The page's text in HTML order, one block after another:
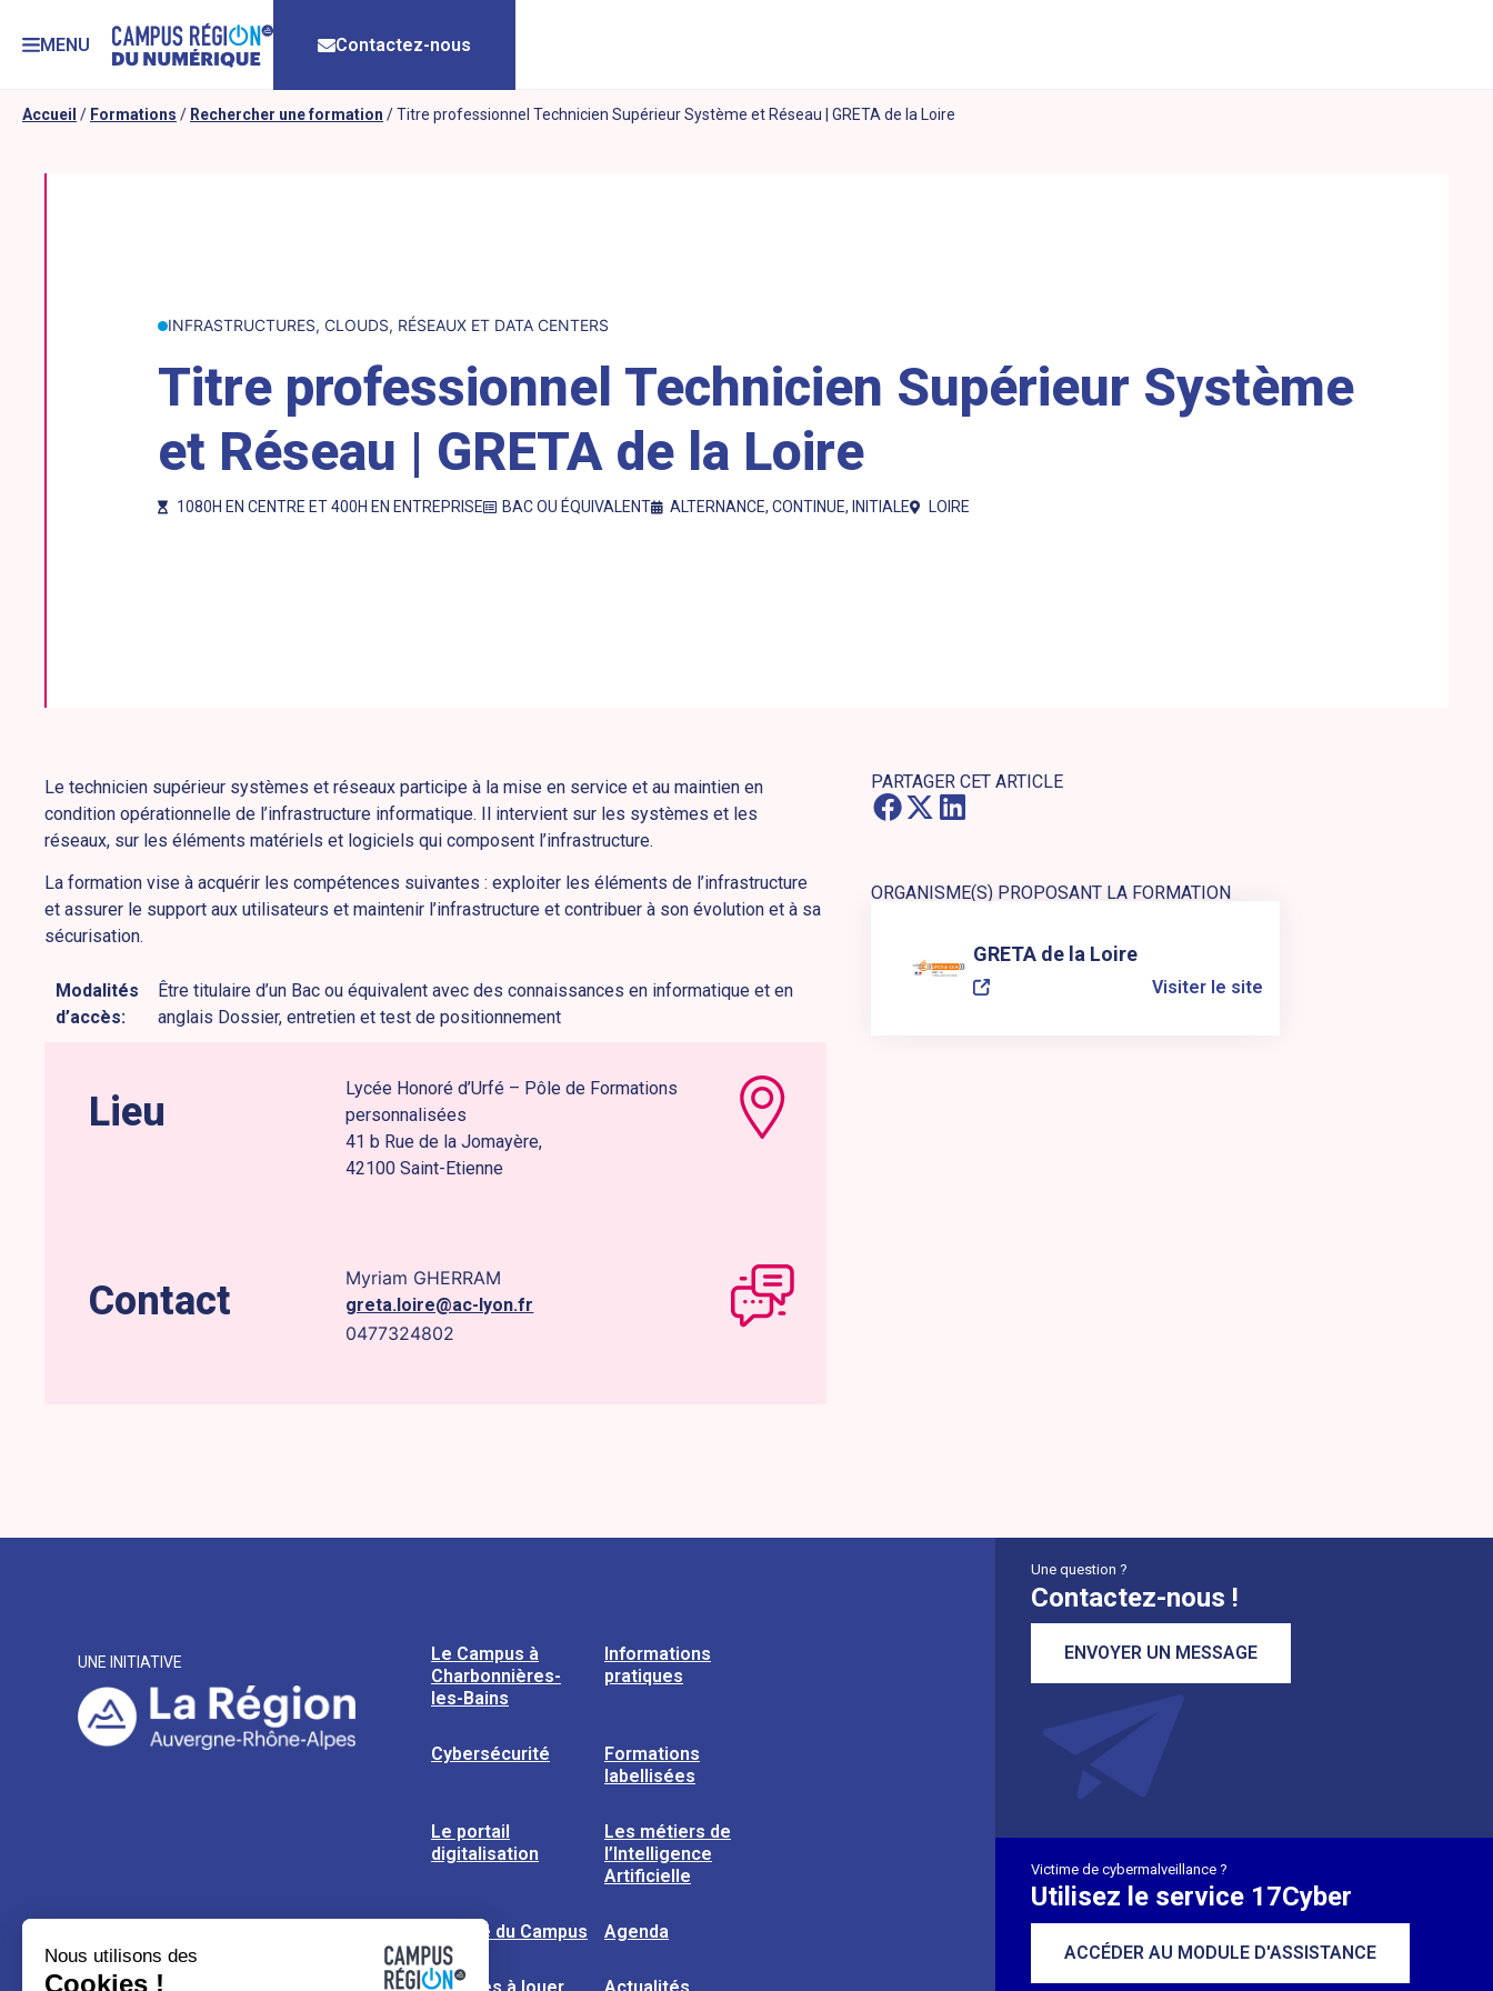
MENU Contactez-nous
Accueil / Formations / Rechercher une formation /Titre professionnel Technicien Supérieur Système et Réseau | GRETA de la Loire
INFRASTRUCTURES, CLOUDS, RÉSEAUX ET DATA CENTERS
Titre professionnel Technicien Supérieur Système
et Réseau | GRETA de la Loire
1080H EN CENTRE ET 400H EN ENTREPRISE BAC OU ÉQUIVALENT ALTERNANCE, CONTINUE, INITIALE LOIRE
Le technicien supérieur systèmes et réseaux participe à la mise en service et au maintien en
condition opérationnelle de l’infrastructure informatique. Il intervient sur les systèmes et les
réseaux, sur les éléments matériels et logiciels qui composent l’infrastructure.
La formation vise à acquérir les compétences suivantes : exploiter les éléments de l’infrastructure
et assurer le support aux utilisateurs et maintenir l’infrastructure et contribuer à son évolution et à sa
sécurisation.
Modalités
d’accès:
Être titulaire d’un Bac ou équivalent avec des connaissances en informatique et en
anglais Dossier, entretien et test de positionnement
Lieu
Lycée Honoré d’Urfé – Pôle de Formations
personnalisées
41 b Rue de la Jomayère,
42100 Saint-Etienne
Contact Myriam GHERRAM
greta.loire@ac-lyon.fr
0477324802
PARTAGER CET ARTICLE
ORGANISME(S) PROPOSANT LA FORMATION
GRETA de la Loire
Visiter le site
UNE INITIATIVE
Le Campus à
Charbonnières-
les-Bains
Informations
pratiques
Cybersécurité
Formations
labellisées
Le portail
digitalisation
Les métiers de
l’Intelligence
Artificielle
L’usine du Campus Agenda
Une question ?
Contactez-nous !
ENVOYER UN MESSAGE
Victime de cybermalveillance ?
Utilisez le service 17Cyber
ACCÉDER AU MODULE D'ASSISTANCE
Nous utilisons des
Cookies !